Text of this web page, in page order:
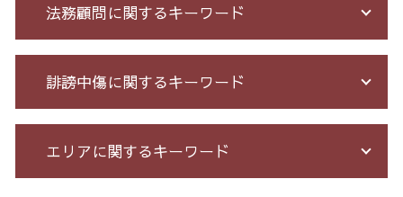
詐欺 泣き寝入り
競馬 ソフト 詐欺 手口
投資 信託 詐欺
詐欺 金銭トラブル
架空請求 とは
出資 詐欺
先物取引 詐欺
投資 詐欺 セミナー
借金 債務整理 ブラックリスト
サラ金 過払い
給与所得者 再生
過払い 利息
自己破産 免責 不許可
債務整理 任意整理 期間
破産 流れ
法務顧問に関するキーワード
予防法務 とは
残業代 未払い
企業 法務 部
有給 取得 トラブル
誹謗中傷に関するキーワード
ネット 誹謗中傷
誹謗中傷 相談
エリアに関するキーワード